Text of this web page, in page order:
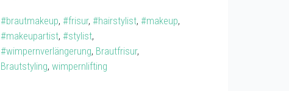
#brautmakeup, #frisur, #hairstylist, #makeup,
#makeupartist, #stylist,
#wimpernverlängerung, Brautfrisur,
Brautstyling, wimpernlifting